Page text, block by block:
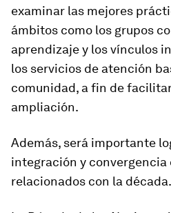
examinar las mejores
ámbitos como los grupos
aprendizaje y los vínculos
los servicios de atención
comunidad, a fin de
ampliación.
Además, será importante
integración y convergencia
relacionados con la década.